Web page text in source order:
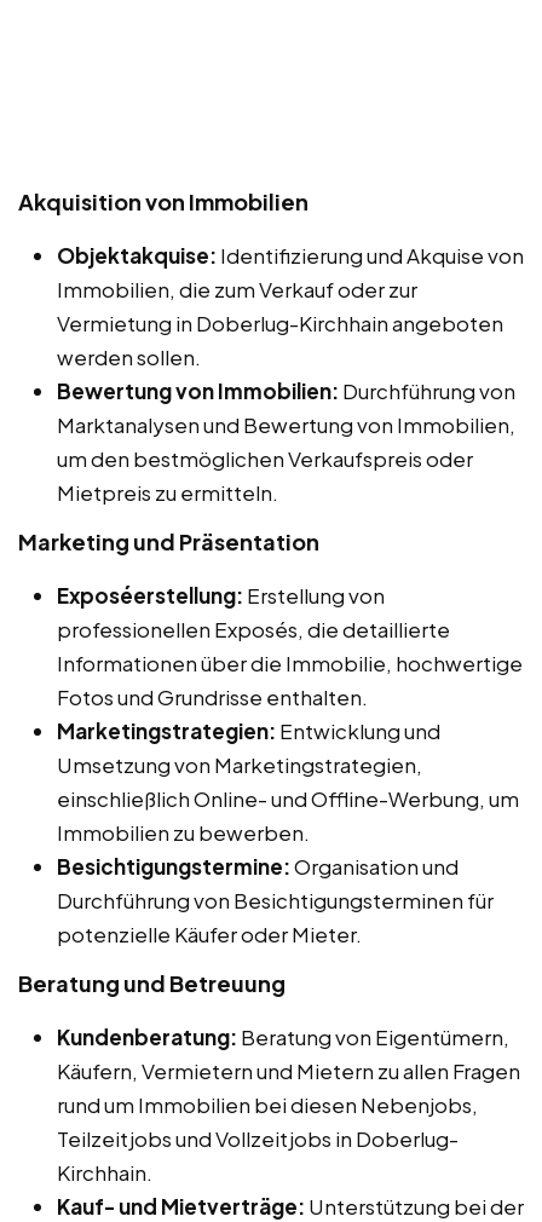
Akquisition von Immobilien
Objektakquise: Identifizierung und Akquise von
Immobilien, die zum Verkauf oder zur
Vermietung in Doberlug-Kirchhain angeboten
werden sollen.
Bewertung von Immobilien: Durchführung von
Marktanalysen und Bewertung von Immobilien,
um den bestmöglichen Verkaufspreis oder
Mietpreis zu ermitteln.
Marketing und Präsentation
Exposéerstellung: Erstellung von
professionellen Exposés, die detaillierte
Informationen über die Immobilie, hochwertige
Fotos und Grundrisse enthalten.
Marketingstrategien: Entwicklung und
Umsetzung von Marketingstrategien,
einschließlich Online- und Offline-Werbung, um
Immobilien zu bewerben.
Besichtigungstermine:Organisation und
Durchführung von Besichtigungsterminen für
potenzielle Käufer oder Mieter.
Beratung und Betreuung
Kundenberatung: Beratung von Eigentümern,
Käufern, Vermietern und Mietern zu allen Fragen
rund um Immobilien bei diesen Nebenjobs,
Teilzeitjobs und Vollzeitjobs in Doberlug-
Kirchhain.
Kauf- und Mietverträge: Unterstützung bei der